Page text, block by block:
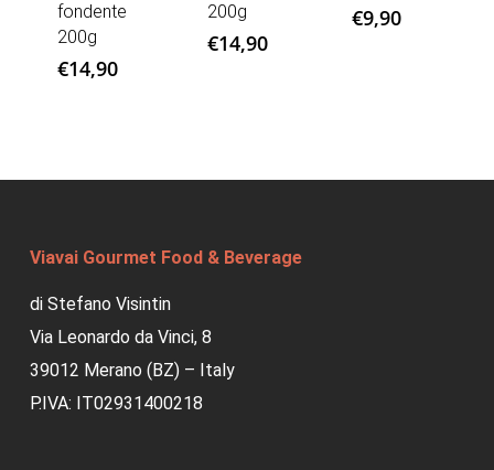
fondente
200g
€14,90
200g
€14,90
€9,90
Viavai Gourmet Food & Beverage
di Stefano Visintin
Via Leonardo da Vinci, 8
39012 Merano (BZ) – Italy
P.IVA: IT02931400218